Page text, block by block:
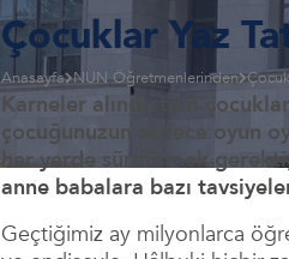
Anasayfa NUN Öğretmenlerinden
Çocuklar Yaz
Karneler alındı, tüm
çocuğunuzun sadece oyun
her yerde sürdürmek
anne babalara bazı
Geçtiğimiz ay milyonlarca